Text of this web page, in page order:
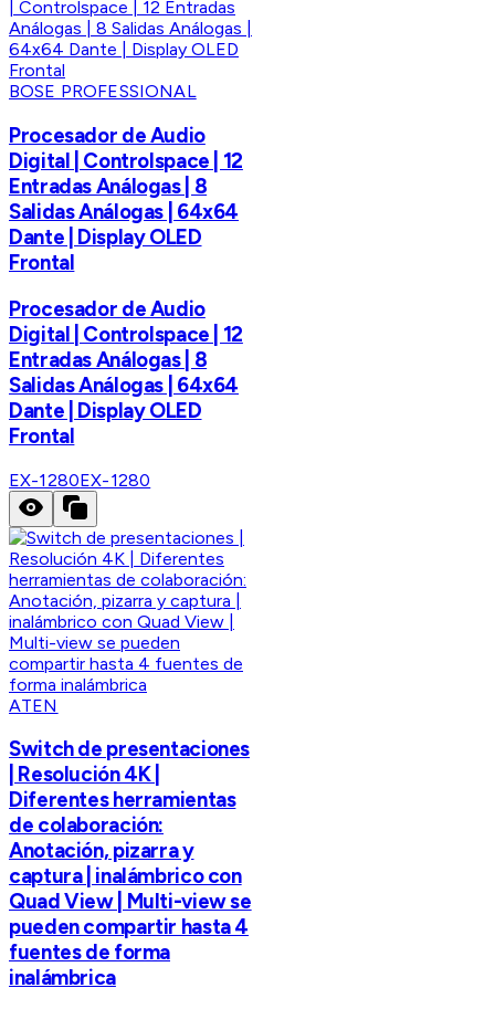
BOSE PROFESSIONAL
Procesador de Audio
Digital | Controlspace | 12
Entradas Análogas | 8
Salidas Análogas | 64x64
Dante | Display OLED
Frontal
Procesador de Audio
Digital | Controlspace | 12
Entradas Análogas | 8
Salidas Análogas | 64x64
Dante | Display OLED
Frontal
EX-1280EX-1280
ATEN
Switch de presentaciones
| Resolución 4K |
Diferentes herramientas
de colaboración:
Anotación, pizarra y
captura | inalámbrico con
Quad View | Multi-view se
pueden compartir hasta 4
fuentes de forma
inalámbrica